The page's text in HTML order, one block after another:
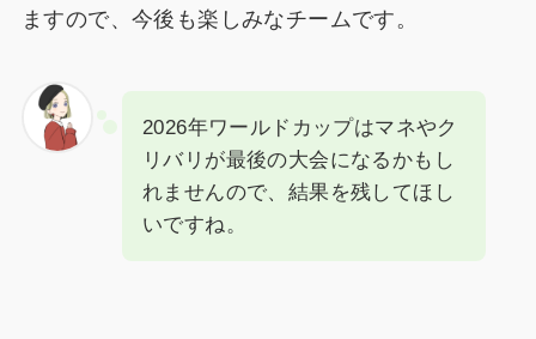
ますので、今後も楽しみなチームです。
2026年ワールドカップはマネやク
リバリが最後の大会になるかもし
れませんので、結果を残してほし
いですね。